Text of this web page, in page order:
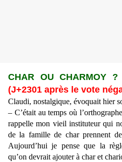
CHAR OU CHARMOY
(J+2301 après le vote
Claudi, nostalgique, évoquait hier
– C’était au temps où
rappelle mon vieil instituteur qui
de la famille de char prennent
Aujourd’hui je pense que la
qu’on devrait ajouter à char et